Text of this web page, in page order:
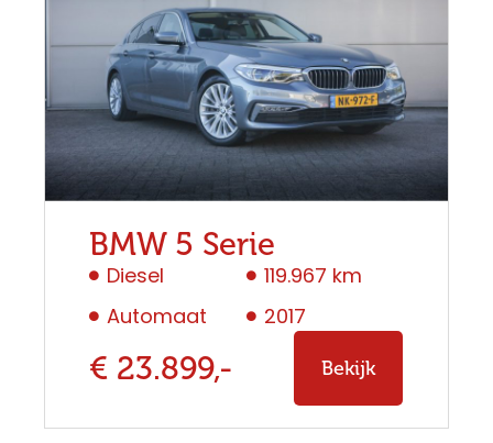
BMW 5 Serie
Diesel
Automaat
119.967 km
2017
€ 23.899,- Bekijk